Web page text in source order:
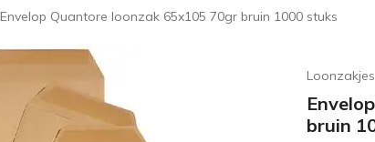
Envelop Quantore loonzak 65x105 70gr bruin 1000 stuks
Loonzakjes
bruin